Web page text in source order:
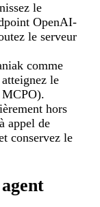
le
OpenAI-
le serveur
comme
le
hors
appel de
conservez le